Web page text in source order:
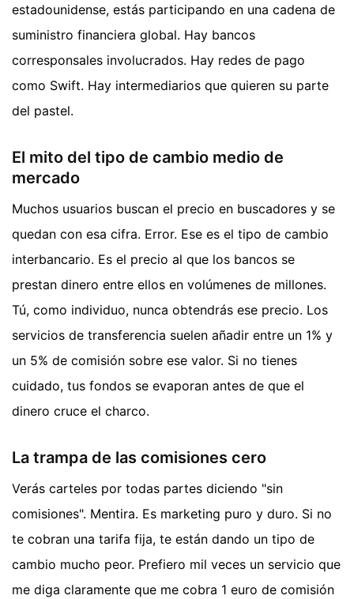
estadounidense, estás participando en una cadena de
suministro financiera global. Hay bancos
corresponsales involucrados. Hay redes de pago
como Swift. Hay intermediarios que quieren su parte
del pastel.
El mito del tipo de cambio medio de
mercado
Muchos usuarios buscan el precio en buscadores y se
quedan con esa cifra. Error. Ese es el tipo de cambio
interbancario. Es el precio al que los bancos se
prestan dinero entre ellos en volúmenes de millones.
Tú, como individuo, nunca obtendrás ese precio. Los
servicios de transferencia suelen añadir entre un 1% y
un 5% de comisión sobre ese valor. Si no tienes
cuidado, tus fondos se evaporan antes de que el
dinero cruce el charco.
La trampa de las comisiones cero
Verás carteles por todas partes diciendo "sin
comisiones". Mentira. Es marketing puro y duro. Si no
te cobran una tarifa fija, te están dando un tipo de
cambio mucho peor. Prefiero mil veces un servicio que
me diga claramente que me cobra 1 euro de comisión